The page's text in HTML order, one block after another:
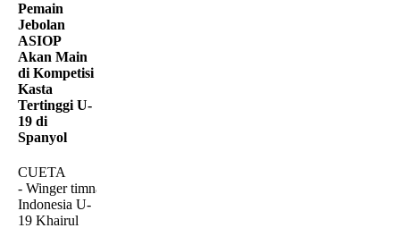
Pemain
Jebolan
ASIOP
Akan Main
di Kompetisi
Kasta
Tertinggi U-
19 di
Spanyol
CUETA
- Winger timnas
Indonesia U-
19 Khairul